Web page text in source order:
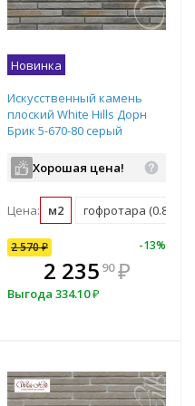
В комплекте
всегда выгоднее!
Новинка
Искусственный камень
плоский White Hills Дорн
Брик 5-670-80 серый
Хорошая цена!
Цена: м2 гофротара (0.88 м2)
2 570₽ -13%
2 235 90 ₽
Выгода 334.10₽